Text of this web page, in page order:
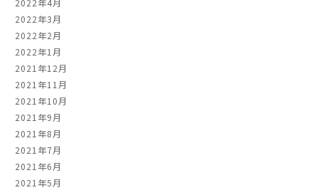
2022年3月
2022年2月
2022年1月
2021年12月
2021年11月
2021年10月
2021年9月
2021年8月
2021年7月
2021年6月
2021年5月